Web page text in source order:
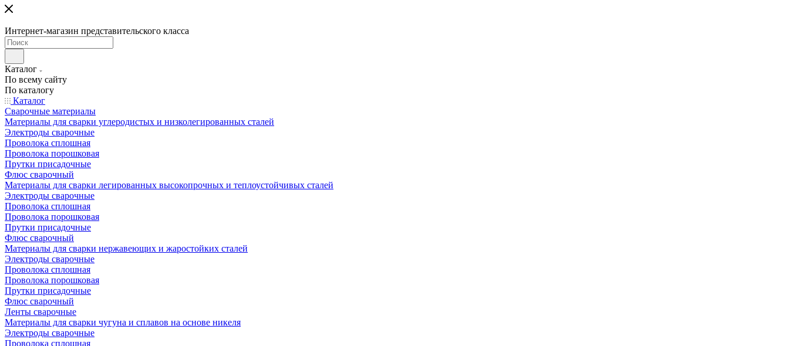
Интернет-магазин представительского класса
Каталог
По всему сайту
По каталогу
Каталог
Сварочные материалы
Материалы для сварки углеродистых и низколегированных сталей
Электроды сварочные
Проволока сплошная
Проволока порошковая
Прутки присадочные
Флюс сварочный
Материалы для сварки легированных высокопрочных и теплоустойчивых сталей
Электроды сварочные
Проволока сплошная
Проволока порошковая
Прутки присадочные
Флюс сварочный
Материалы для сварки нержавеющих и жаростойких сталей
Электроды сварочные
Проволока сплошная
Проволока порошковая
Прутки присадочные
Флюс сварочный
Ленты сварочные
Материалы для сварки чугуна и сплавов на основе никеля
Электроды сварочные
Проволока сплошная